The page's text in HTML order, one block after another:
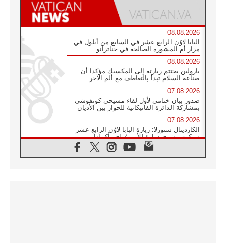
08.08.2026
البابا لاوُن الرابع عشر في السابع من أيلول في
مزار أم المشورة الصالحة في جناتزانو
08.08.2026
بارولين يختتم زيارته إلى المكسيك مؤكدا أن
صناعة السلام تبدأ بالتعاطف مع ألم الآخر
07.08.2026
صدور بيان ختامي لأول لقاء مسيحي كونفوشي
بمشاركة الدائرة الفاتيكانية للحوار بين الأديان
07.08.2026
الكاردينال ستورلا: زيارة البابا لاوُن الرابع عشر
ستكون بشرى سارة للأوروغواي بأكملها
الفاتيكان يعلن برنامج الزيارة الرسولية للبابا لاوُن